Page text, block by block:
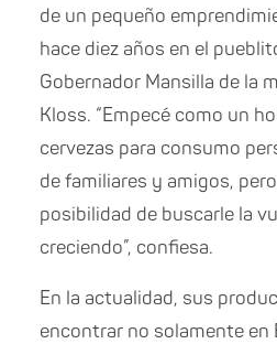
de un pequeño
hace diez años en el
Gobernador Mansilla de la
Kloss. “Empecé como un
cervezas para consumo
de familiares y amigos,
posibilidad de buscarle la
creciendo”, confiesa.
En la actualidad, sus
encontrar no solamente en